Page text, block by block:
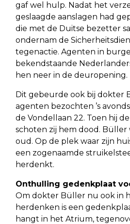
gaf wel hulp. Nadat het
geslaagde aanslagen had
die met de Duitse bezetter
ondernam de
tegenactie. Agenten in
bekendstaande
hen neer in de deuropening.
Dit gebeurde ook bij dokter
agenten bezochten ’s
de Vondellaan 22. Toen hij
schoten zij hem dood. Büller
oud. Op de plek waar zijn
een zogenaamde
herdenkt.
Onthulling gedenkplaat
Om dokter Büller nu ook in
herdenken is een
hangt in het Atrium,